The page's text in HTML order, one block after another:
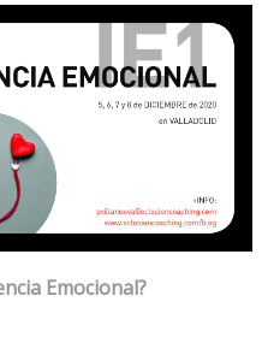
Emocional?